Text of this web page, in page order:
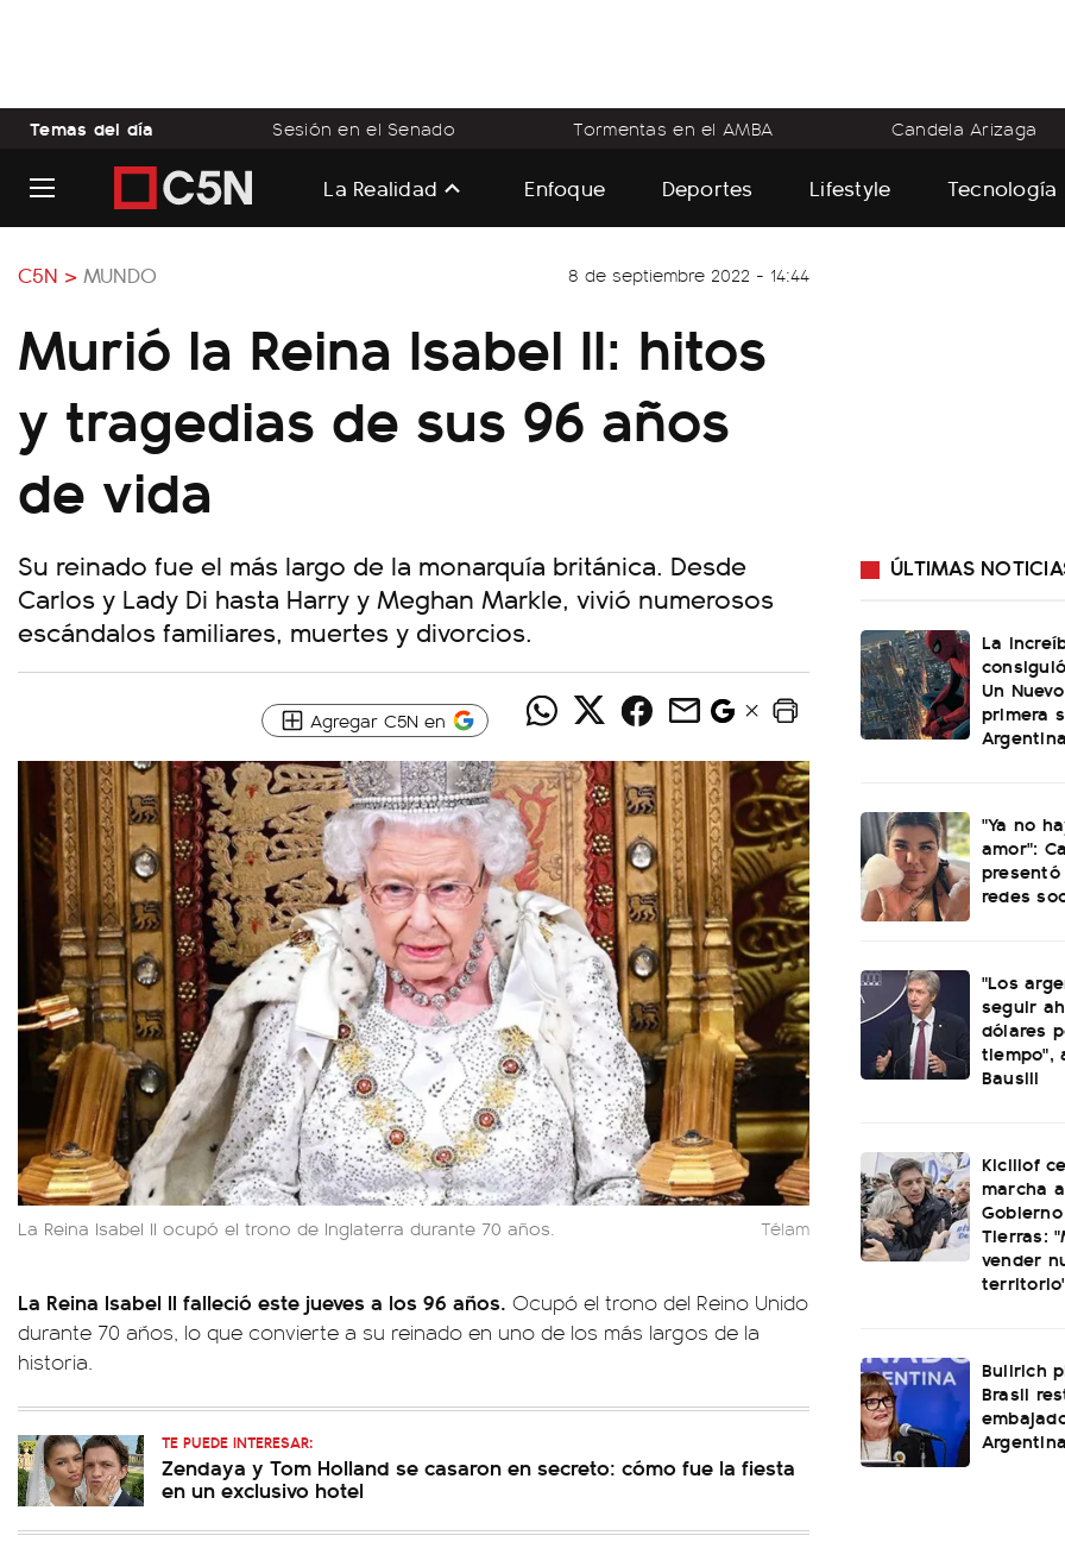
Temas del día Sesión en el Senado Tormentas en el AMBA Candela Arizaga
La Realidad Enfoque Deportes Lifestyle Tecnología
C5N > MUNDO 8 de septiembre 2022 - 14:44
Murió la Reina Isabel II: hitos
y tragedias de sus 96 años
de vida
Su reinado fue el más largo de la monarquía británica. Desde
Carlos y Lady Di hasta Harry y Meghan Markle, vivió numerosos
escándalos familiares, muertes y divorcios.
Agregar C5N en
La Reina Isabel II ocupó el trono de Inglaterra durante 70 años. Télam
La Reina Isabel II falleció este jueves a los 96 años. Ocupó el trono del Reino Unido
durante 70 años, lo que convierte a su reinado en uno de los más largos de la
historia.
TE PUEDE INTERESAR:
Zendaya y Tom Holland se casaron en secreto: cómo fue la fiesta
en un exclusivo hotel
ÚLTIMAS
La
Un
primera
Argentina
"Ya no
amor":
redes
"Los
seguir
dólares
tiempo",
Bausili
Kicillof
marcha
Tierras:
vender
Bullrich
Brasil
Argentina